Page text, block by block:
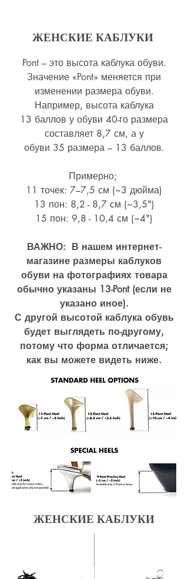
ЖЕНСКИЕ КАБЛУКИ
Pont – это высота каблука обуви.
Значение «Pont» меняется при
изменении размера обуви.
Например, высота каблука
13 баллов у обуви 40-го размера
составляет 8,7 см, а у
обуви 35 размера – 13 баллов.
Примерно;
11 точек: 7–7,5 см (~3 дюйма)
13 пон: 8,2 - 8,7 см (~3,5")
15 пон: 9,8 - 10,4 см (~4")
ВАЖНО: В нашем интернет-
магазине размеры каблуков
обуви на фотографиях товара
обычно указаны 13-Pont (если не
указано иное).
С другой высотой каблука обувь
будет выглядеть по-другому,
потому что форма отличается;
как вы можете видеть ниже.
ЖЕНСКИЕ КАБЛУКИ